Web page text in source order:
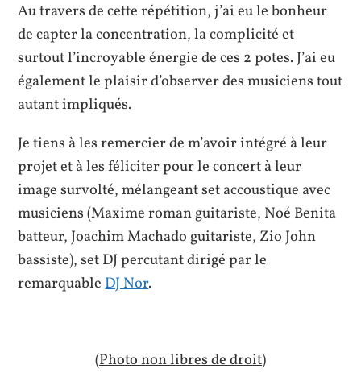
Au travers de cette répétition, j’ai eu le bonheur
de capter la concentration, la complicité et
surtout l’incroyable énergie de ces 2 potes. J’ai eu
également le plaisir d’observer des musiciens tout
autant impliqués.
Je tiens à les remercier de m’avoir intégré à leur
projet et à les féliciter pour le concert à leur
image survolté, mélangeant set accoustique avec
musiciens (Maxime roman guitariste, Noé Benita
batteur, Joachim Machado guitariste, Zio John
bassiste), set DJ percutant dirigé par le
remarquableDJ Nor.
(Photo non libres de droit)